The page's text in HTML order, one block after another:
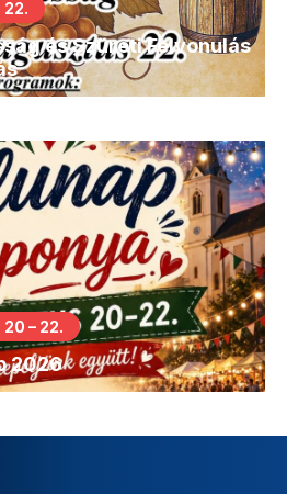
és Szüreti Felvonulás
– 22.
2026